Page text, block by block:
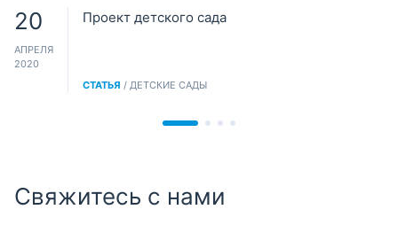
20
АПРЕЛЯ
2020
Проект детского сада
СТАТЬЯ / ДЕТСКИЕ САДЫ
Свяжитесь с нами